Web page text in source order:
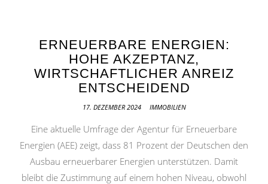
ERNEUERBARE ENERGIEN:
HOHE AKZEPTANZ,
WIRTSCHAFTLICHER ANREIZ
ENTSCHEIDEND
17. DEZEMBER 2024 IMMOBILIEN
Eine aktuelle Umfrage der Agentur für Erneuerbare
Energien (AEE) zeigt, dass 81 Prozent der Deutschen den
Ausbau erneuerbarer Energien unterstützen. Damit
bleibt die Zustimmung auf einem hohen Niveau, obwohl